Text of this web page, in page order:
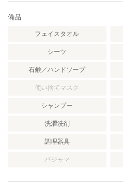
備品
フェイスタオル
シーツ
石鹸／ハンドソープ
使い捨てマスク
シャンプー
洗濯洗剤
調理器具
パジャマ